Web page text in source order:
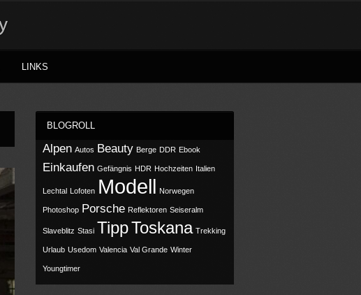
LINKS
BLOGROLL
Alpen Autos Beauty Berge DDR Ebook
Einkaufen Gefängnis HDR Hochzeiten Italien
Lechtal Lofoten Modell Norwegen
Photoshop Porsche Reflektoren Seiseralm
Slaveblitz Stasi TippToskana Trekking
Urlaub Usedom Valencia Val Grande Winter
Youngtimer